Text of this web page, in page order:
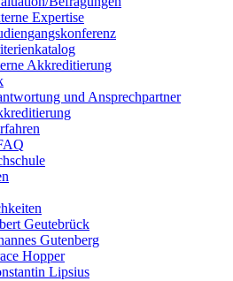
Expertise
Akkreditierung
und Ansprechpartner
Geutebrück
Gutenberg
Hopper
Lipsius